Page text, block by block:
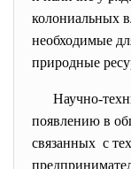
колониальных
необходимые
природные
Научно-
появлению в
связанных с